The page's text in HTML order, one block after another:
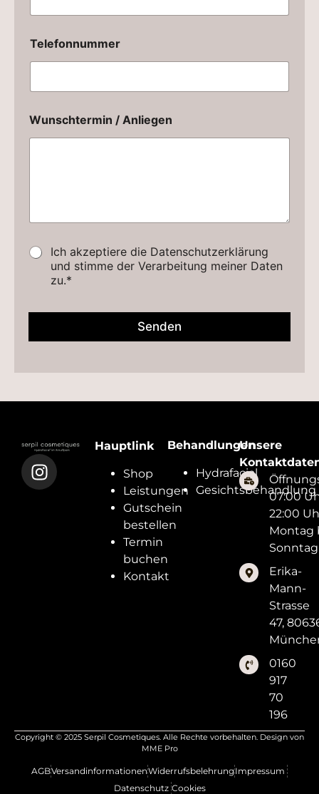
Telefonnummer
Wunschtermin / Anliegen
Z
u
g
a
n
s
c
h
Ich akzeptiere die Datenschutzerklärung
und stimme der Verarbeitung meiner Daten
zu.*
Senden
Hauptlink
Shop
Leistungen
Gutschein
bestellen
Termin
buchen
Kontakt
Behandlungen
Hydrafacial
Gesichtsbehandlung
Unsere
07:00
22:00
Montag
Erika-
Mann-
Strasse
47,
0160
917
70
196
Copyright © 2025 Serpil Cosmetiques. Alle Rechte vorbehalten. Design von
MME Pro
AGBVersandinformationenWiderrufsbelehrung Impressum
Datenschutz Cookies